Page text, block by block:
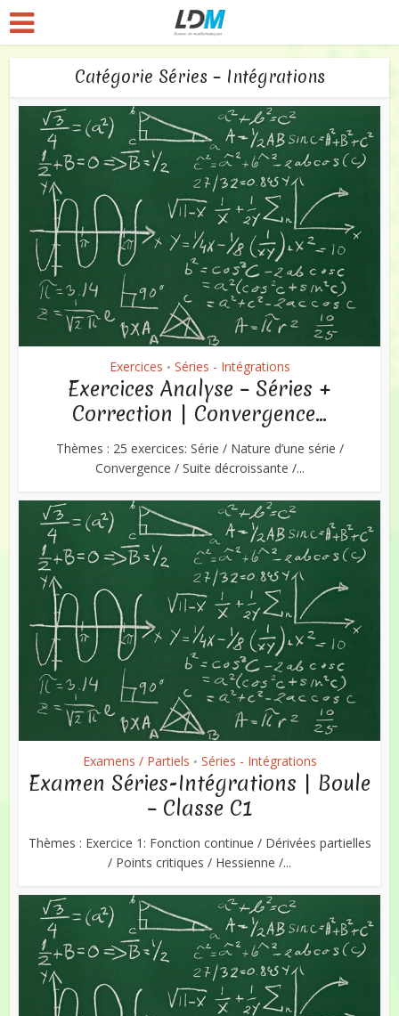
Catégorie Séries – Intégrations
Exercices • Séries - Intégrations
Exercices Analyse – Séries +
Correction | Convergence...
Thèmes : 25 exercices: Série / Nature d’une série /
Convergence / Suite décroissante /...
Examens / Partiels • Séries - Intégrations
Examen Séries-Intégrations | Boule
– Classe C1
Thèmes : Exercice 1: Fonction continue / Dérivées partielles
/ Points critiques / Hessienne /...